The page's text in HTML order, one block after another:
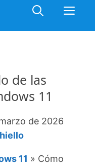
de las
11
de 2026
11 » Cómo